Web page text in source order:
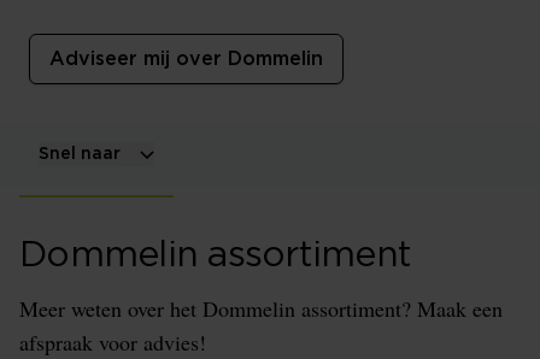
Adviseer mij over Dommelin
Snel naar
Dommelin assortiment
Meer weten over het Dommelin assortiment? Maak een
afspraak voor advies!